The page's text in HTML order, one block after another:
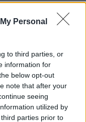
Personal
to third parties, or
information for
below opt-out
note that after your
seeing
utilized by
parties prior to
la versión más
en nuestro
virus y están
alguno.